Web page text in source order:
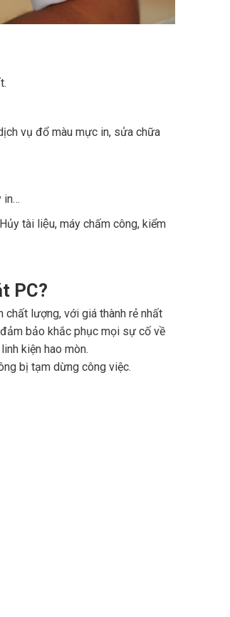
vụ đổ màu mực in, sửa chữa
in…
tài liệu, máy chấm công, kiểm
PC?
chất lượng, với giá thành rẻ nhất
bảo khắc phục mọi sự cố về
kiện hao mòn.
bị tạm dừng công việc.